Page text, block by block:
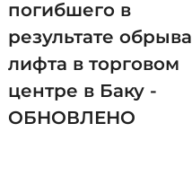
погибшего в
результате обрыва
лифта в торговом
центре в Баку -
ОБНОВЛЕНО